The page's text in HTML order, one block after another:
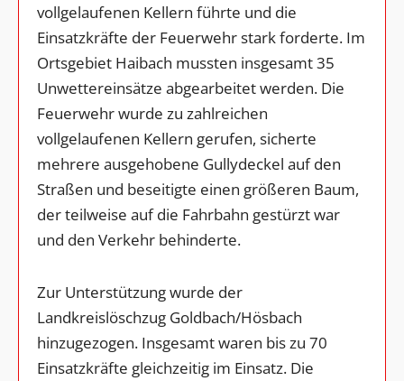
vollgelaufenen Kellern führte und die
Einsatzkräfte der Feuerwehr stark forderte. Im
Ortsgebiet Haibach mussten insgesamt 35
Unwettereinsätze abgearbeitet werden. Die
Feuerwehr wurde zu zahlreichen
vollgelaufenen Kellern gerufen, sicherte
mehrere ausgehobene Gullydeckel auf den
Straßen und beseitigte einen größeren Baum,
der teilweise auf die Fahrbahn gestürzt war
und den Verkehr behinderte.
Zur Unterstützung wurde der
Landkreislöschzug Goldbach/Hösbach
hinzugezogen. Insgesamt waren bis zu 70
Einsatzkräfte gleichzeitig im Einsatz. Die